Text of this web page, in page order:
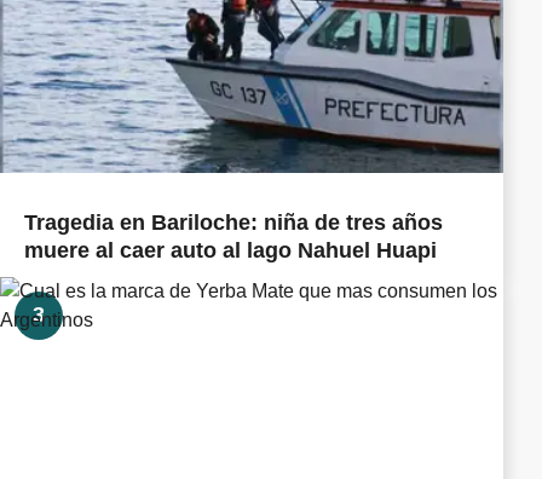
Tragedia en Bariloche: niña de tres años
muere al caer auto al lago Nahuel Huapi
3